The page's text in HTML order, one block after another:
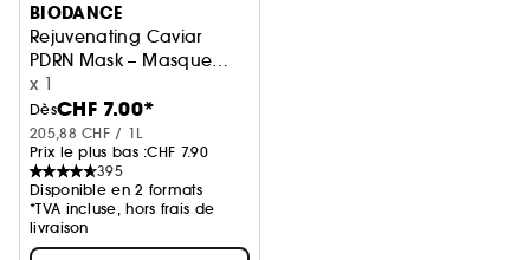
BIODANCE
Rejuvenating Caviar
PDRN Mask – Masque
régénérant caviar &
PDRN
x 1
DèsCHF 7.00*
205,88 CHF / 1L
Prix le plus bas :CHF 7.90
395
Disponible en 2 formats
*TVA incluse, hors frais de
livraison